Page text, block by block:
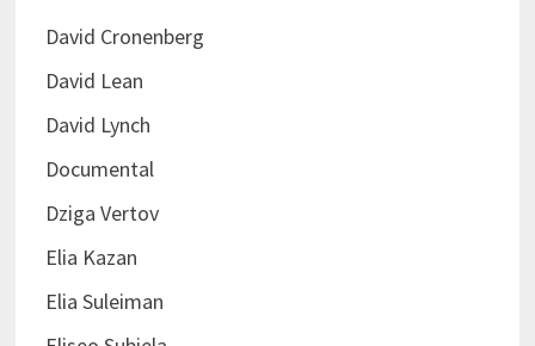
David Cronenberg
David Lean
David Lynch
Documental
Dziga Vertov
Elia Kazan
Elia Suleiman